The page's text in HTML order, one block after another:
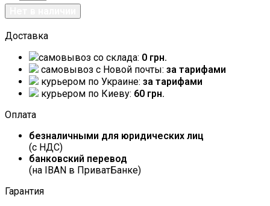
Доставка
самовывоз со склада: 0 грн.
самовывоз c Новой почты: за тарифами
курьером по Украине: за тарифами
курьером по Киеву: 60 грн.
Оплата
безналичными для юридических лиц
(с НДС)
банковский перевод
(на IBAN в ПриватБанке)
Гарантия